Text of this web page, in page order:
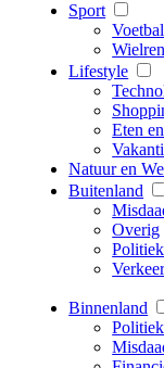
Sport
Voetbal
Lifestyle
Eten
Natuur en
Buitenland
Overig
Politiek
Binnenland
Politiek